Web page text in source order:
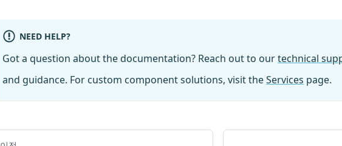
NEED HELP?
Got a question about the documentation? Reach out to ourtechnical
and guidance. For custom component solutions, visit theServices page.